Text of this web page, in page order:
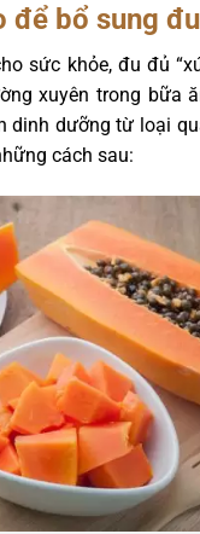
để bổ sung
sức khỏe, đu đủ
xuyên trong bữa
dinh dưỡng từ loại
cách sau: